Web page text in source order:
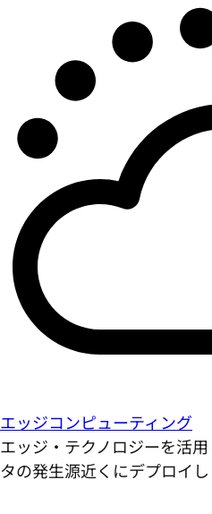
エッジコンピューティング
エッジ・テクノロジーを活
タの発生源近くにデプロイし